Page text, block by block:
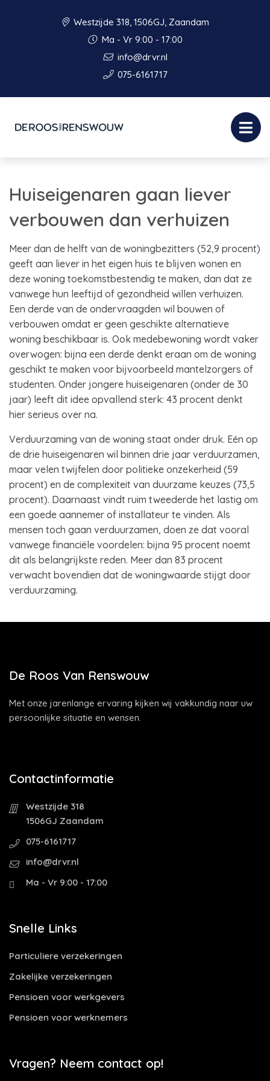
Westzijde 318, 1506GJ, Zaandam
Ma - Vr 9:00 - 17:00
info@drvr.nl
075-6161717
Huiseigenaren gaan liever
verbouwen dan verhuizen
Meer dan de helft van de woningbezitters (52,9 procent)
geeft aan liever in het eigen huis te blijven wonen en
deze woning toekomstbestendig te maken, dan dat ze
vanwege hun leeftijd of gezondheid willen verhuizen.
Een derde van de ondervraagden wil bouwen of
verbouwen omdat er geen geschikte alternatieve
woning beschikbaar is. Ook medebewoning wordt vaker
overwogen: bijna een derde denkt eraan om de woning
geschikt te maken voor bijvoorbeeld mantelzorgers of
studenten. Onder jongere huiseigenaren (onder de 30
jaar) leeft dit idee opvallend sterk: 43 procent denkt
hier serieus over na.
Verduurzaming van de woning staat onder druk. Eén op
de drie huiseigenaren wil binnen drie jaar verduurzamen,
maar velen twijfelen door politieke onzekerheid (59
procent) en de complexiteit van duurzame keuzes (73,5
procent). Daarnaast vindt ruim tweederde het lastig om
een goede aannemer of installateur te vinden. Als
mensen toch gaan verduurzamen, doen ze dat vooral
vanwege financiële voordelen: bijna 95 procent noemt
dit als belangrijkste reden. Meer dan 83 procent
verwacht bovendien dat de woningwaarde stijgt door
verduurzaming.
De Roos Van Renswouw
Met onze jarenlange ervaring kijken wij vakkundig naar uw
persoonlijke situatie en wensen.
Contactinformatie
Westzijde 318
1506GJ Zaandam
075-6161717
info@drvr.nl
Ma - Vr 9:00 - 17:00
Snelle Links
Particuliere verzekeringen
Zakelijke verzekeringen
Pensioen voor werkgevers
Pensioen voor werknemers
Vragen? Neem contact op!